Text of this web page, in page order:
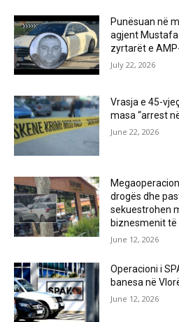
Punësuan në
agjent Mustafa
zyrtarët e
July 22, 2026
Vrasja e 45-
masa “arrest
June 22, 2026
drogës dhe
sekuestrohen
biznesmenit të
June 12, 2026
Operacioni i
banesa në
June 12, 2026